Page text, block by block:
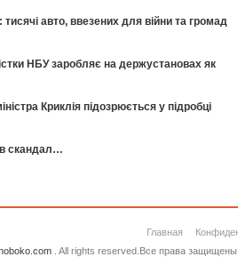
авто, ввезених для війни та громад
НБУ заробляє на держустановах як
Криклія підозрюється у підробці
скандал…
Главная
. All rights reserved.Все права защищены.